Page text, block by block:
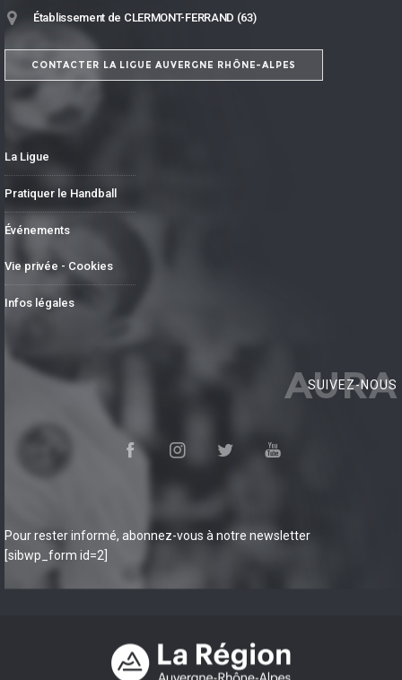
Établissement de CLERMONT-FERRAND (63)
CONTACTER LA LIGUE AUVERGNE RHÔNE-ALPES
La Ligue
Pratiquer le Handball
Événements
Vie privée - Cookies
Infos légales
AURA
SUIVEZ-NOUS
Pour rester informé, abonnez-vous à notre newsletter
[sibwp_form id=2]